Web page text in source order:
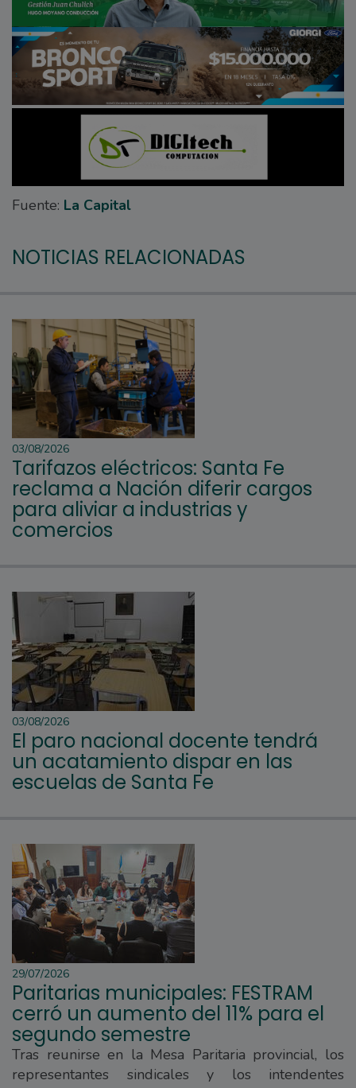
Fuente: La Capital
NOTICIAS RELACIONADAS
03/08/2026
Tarifazos eléctricos: Santa Fe
reclama a Nación diferir cargos
para aliviar a industrias y
comercios
03/08/2026
El paro nacional docente tendrá
un acatamiento dispar en las
escuelas de Santa Fe
29/07/2026
Paritarias municipales: FESTRAM
cerró un aumento del 11% para el
segundo semestre
Tras reunirse en la Mesa Paritaria provincial, los
representantes sindicales y los intendentes